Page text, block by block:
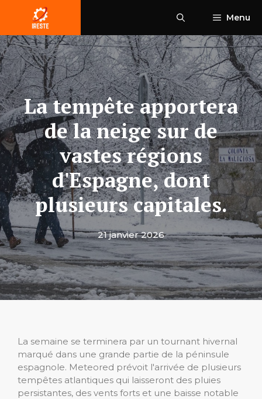
contenu
Menu
La tempête apportera
de la neige sur de
vastes régions
d'Espagne, dont
plusieurs capitales.
21 janvier 2026
La semaine se terminera par un tournant hivernal
marqué dans une grande partie de la péninsule
espagnole. Meteored prévoit l'arrivée de plusieurs
tempêtes atlantiques qui laisseront des pluies
persistantes, des vents forts et une baisse notable